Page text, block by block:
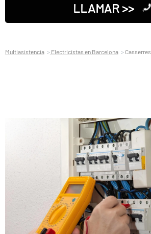
LLAMAR >>
Multiasistencia Electricistas en Barcelona Casserres